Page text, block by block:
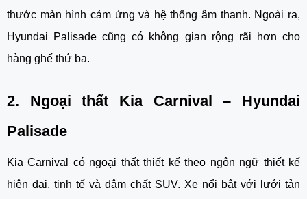
thước màn hình cảm ứng và hệ thống âm thanh. Ngoài ra,
Hyundai Palisade cũng có không gian rộng rãi hơn cho
hàng ghế thứ ba.
2. Ngoại thất Kia Carnival – Hyundai
Palisade
Kia Carnival có ngoại thất thiết kế theo ngôn ngữ thiết kế
hiện đại, tinh tế và đậm chất SUV. Xe nổi bật với lưới tản